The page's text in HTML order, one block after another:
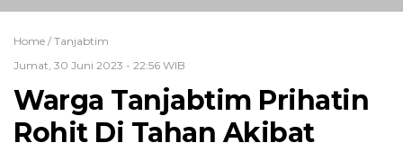
Home / Tanjabtim
Jumat, 30 Juni 2023 - 22:56 WIB
Warga Tanjabtim Prihatin
Rohit Di Tahan Akibat